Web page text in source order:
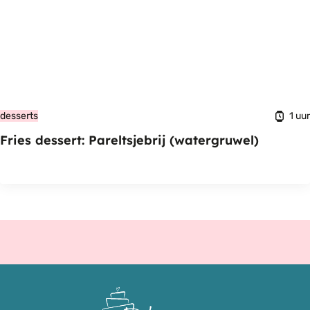
desserts 1 uur
Fries dessert: Pareltsjebrij (watergruwel)